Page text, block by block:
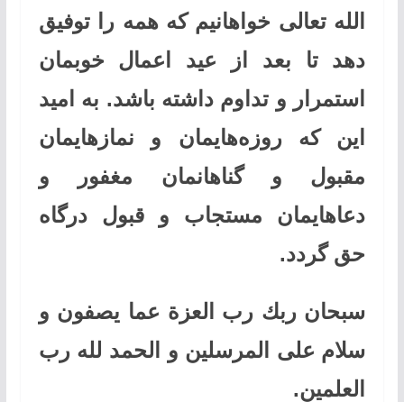
الله تعالی خواهانیم كه همه را توفیق
دهد تا بعد از عید اعمال خوبمان
استمرار و تداوم داشته باشد. به امید
این‌ كه روزه‌هایمان و نمازهایمان
مقبول و گناهانمان مغفور و
دعاهایمان مستجاب و قبول درگاه
حق گردد.
سبحان ربك رب العزة عما یصفون و
سلام علی المرسلین و الحمد لله رب
العلمین.